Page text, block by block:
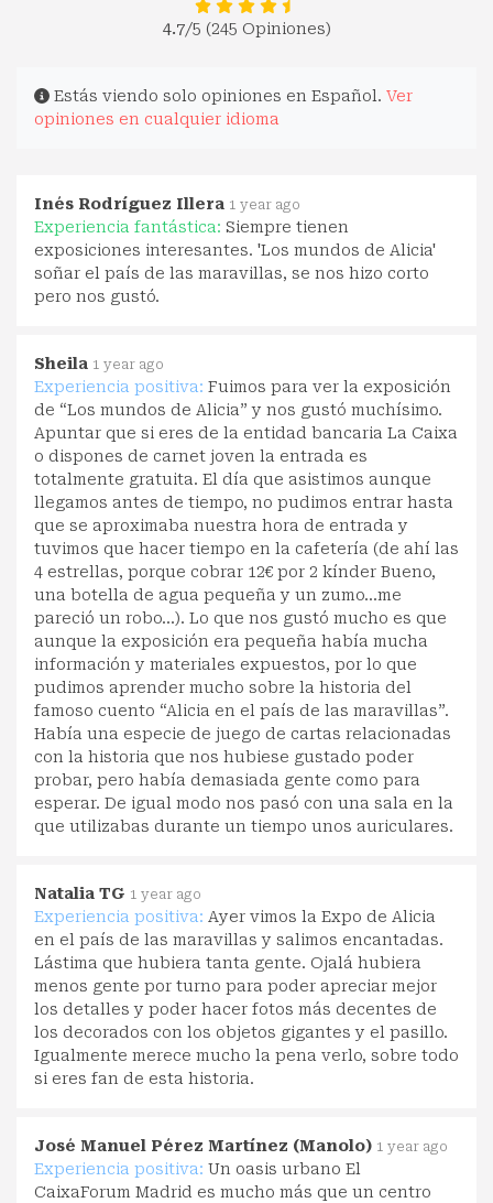
4.7/5 (245 Opiniones)
Estás viendo solo opiniones en Español. Ver
opiniones en cualquier idioma
Inés Rodríguez Illera 1 year ago
Experiencia fantástica: Siempre tienen
exposiciones interesantes. 'Los mundos de Alicia'
soñar el país de las maravillas, se nos hizo corto
pero nos gustó.
Sheila 1 year ago
Experiencia positiva: Fuimos para ver la exposición
de “Los mundos de Alicia” y nos gustó muchísimo.
Apuntar que si eres de la entidad bancaria La Caixa
o dispones de carnet joven la entrada es
totalmente gratuita. El día que asistimos aunque
llegamos antes de tiempo, no pudimos entrar hasta
que se aproximaba nuestra hora de entrada y
tuvimos que hacer tiempo en la cafetería (de ahí las
4 estrellas, porque cobrar 12€ por 2 kínder Bueno,
una botella de agua pequeña y un zumo…me
pareció un robo…). Lo que nos gustó mucho es que
aunque la exposición era pequeña había mucha
información y materiales expuestos, por lo que
pudimos aprender mucho sobre la historia del
famoso cuento “Alicia en el país de las maravillas”.
Había una especie de juego de cartas relacionadas
con la historia que nos hubiese gustado poder
probar, pero había demasiada gente como para
esperar. De igual modo nos pasó con una sala en la
que utilizabas durante un tiempo unos auriculares.
Natalia TG 1 year ago
Experiencia positiva: Ayer vimos la Expo de Alicia
en el país de las maravillas y salimos encantadas.
Lástima que hubiera tanta gente. Ojalá hubiera
menos gente por turno para poder apreciar mejor
los detalles y poder hacer fotos más decentes de
los decorados con los objetos gigantes y el pasillo.
Igualmente merece mucho la pena verlo, sobre todo
si eres fan de esta historia.
José Manuel Pérez Martínez (Manolo) 1 year ago
Experiencia positiva: Un oasis urbano El
CaixaForum Madrid es mucho más que un centro